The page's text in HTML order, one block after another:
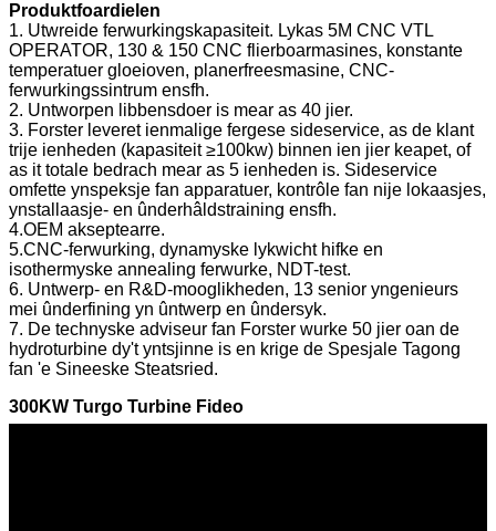
Produktfoardielen
1. Utwreide ferwurkingskapasiteit. Lykas 5M CNC VTL
OPERATOR, 130 & 150 CNC flierboarmasines, konstante
temperatuer gloeioven, planerfreesmasine, CNC-
ferwurkingssintrum ensfh.
2. Untworpen libbensdoer is mear as 40 jier.
3. Forster leveret ienmalige fergese sideservice, as de klant
trije ienheden (kapasiteit ≥100kw) binnen ien jier keapet, of
as it totale bedrach mear as 5 ienheden is. Sideservice
omfette ynspeksje fan apparatuer, kontrôle fan nije lokaasjes,
ynstallaasje- en ûnderhâldstraining ensfh.
4.OEM akseptearre.
5.CNC-ferwurking, dynamyske lykwicht hifke en
isothermyske annealing ferwurke, NDT-test.
6. Untwerp- en R&D-mooglikheden, 13 senior yngenieurs
mei ûnderfining yn ûntwerp en ûndersyk.
7. De technyske adviseur fan Forster wurke 50 jier oan de
hydroturbine dy't yntsjinne is en krige de Spesjale Tagong
fan 'e Sineeske Steatsried.
300KW Turgo Turbine Fideo